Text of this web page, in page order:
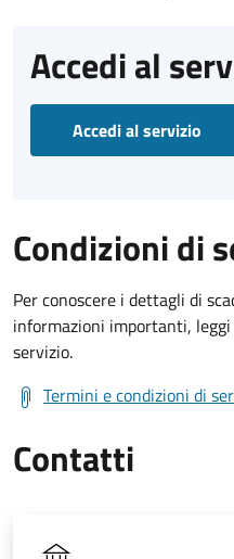
Accedi al
Accedi al servizio
Condizioni di
Per conoscere i dettagli di
informazioni importanti,
servizio.
Termini e condizioni di
Contatti